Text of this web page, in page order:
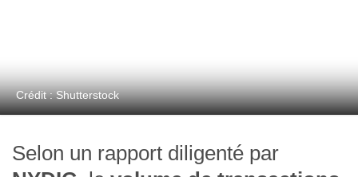
Crédit : Shutterstock
Selon un rapport diligenté par